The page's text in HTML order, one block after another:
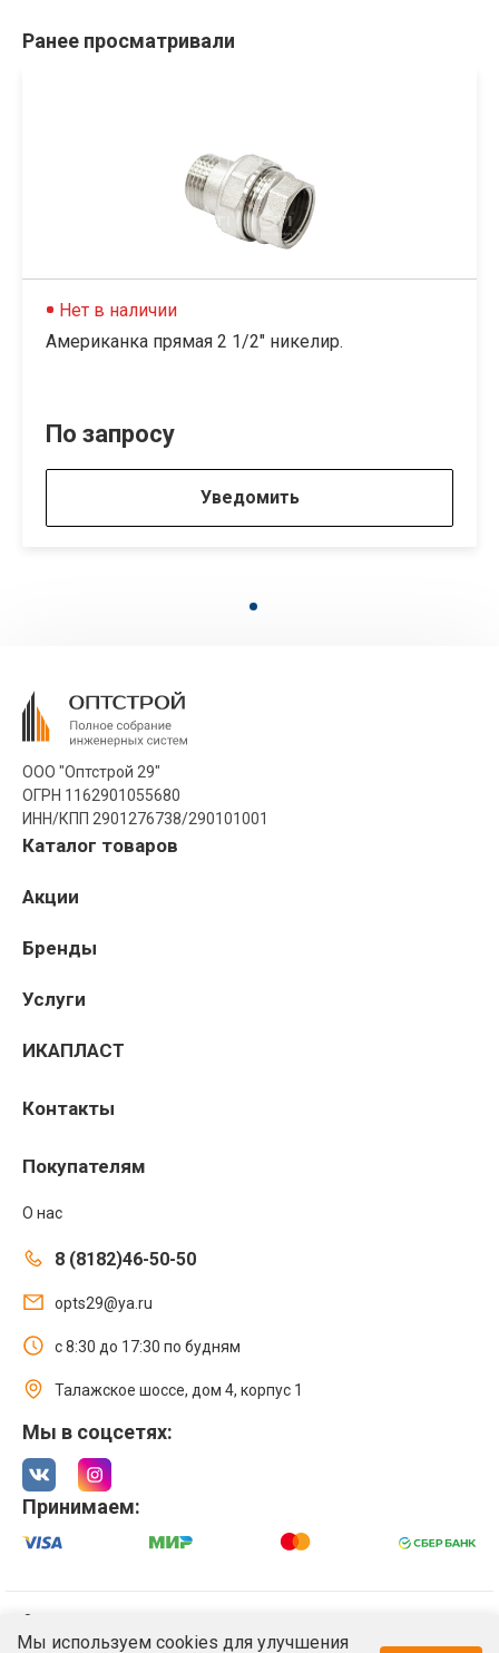
Ранее просматривали
Нет в наличии
Американка прямая 2 1/2" никелир.
По запросу
Уведомить
ООО "Оптстрой 29"
ОГРН 1162901055680
ИНН/КПП 2901276738/290101001
Каталог товаров
Акции
Бренды
Услуги
ИКАПЛАСТ
Контакты
Покупателям
О нас
8 (8182)46-50-50
opts29@ya.ru
с 8:30 до 17:30 по будням
Талажское шоссе, дом 4, корпус 1
Мы в соцсетях:
Принимаем:
Политика обработки персональных данных
Мы используем cookies для улучшения